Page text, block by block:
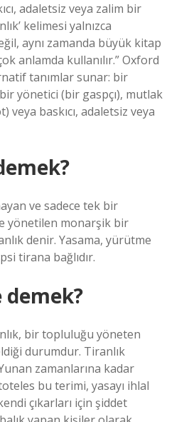
adaletsiz veya zalim bir
kelimesi yalnızca
aynı zamanda büyük kitap
anlamda kullanılır.” Oxford
tanımlar sunar: bir
yönetici (bir gaspçı), mutlak
baskıcı, adaletsiz veya
ve sadece tek bir
yönetilen monarşik bir
denir. Yasama, yürütme
tirana bağlıdır.
bir topluluğu yöneten
durumdur. Tiranlık
zamanlarına kadar
bu terimi, yasayı ihlal
çıkarları için şiddet